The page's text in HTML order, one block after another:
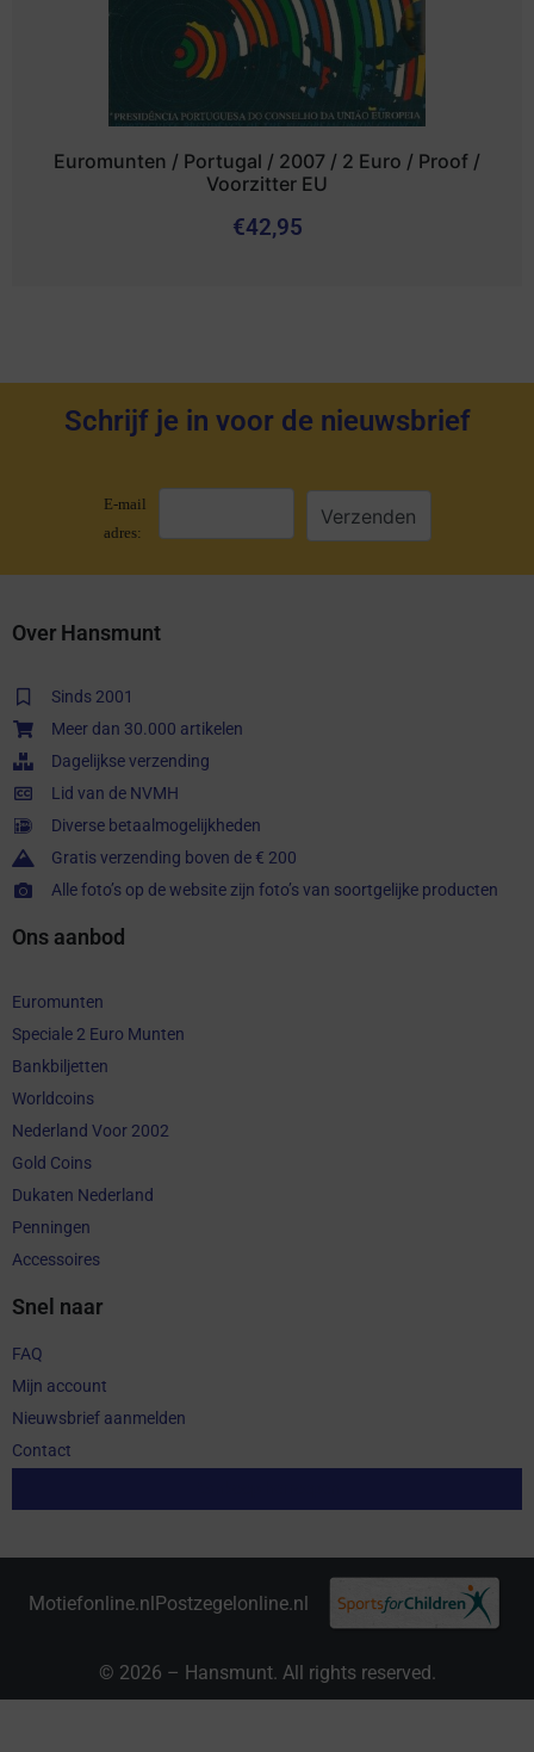
Euromunten / Portugal / 2007 / 2 Euro / Proof /
Voorzitter EU
€42,95
Schrijf je in voor de nieuwsbrief
E-mail
adres:
Over Hansmunt
Sinds 2001
Meer dan 30.000 artikelen
Dagelijkse verzending
Lid van de NVMH
Diverse betaalmogelijkheden
Gratis verzending boven de € 200
Alle foto’s op de website zijn foto’s van soortgelijke producten
Ons aanbod
Euromunten
Speciale 2 Euro Munten
Bankbiljetten
Worldcoins
Nederland Voor 2002
Gold Coins
Dukaten Nederland
Penningen
Accessoires
Snel naar
FAQ
Mijn account
Nieuwsbrief aanmelden
Contact
Motiefonline.nl Postzegelonline.nl
© 2026 – Hansmunt. All rights reserved.